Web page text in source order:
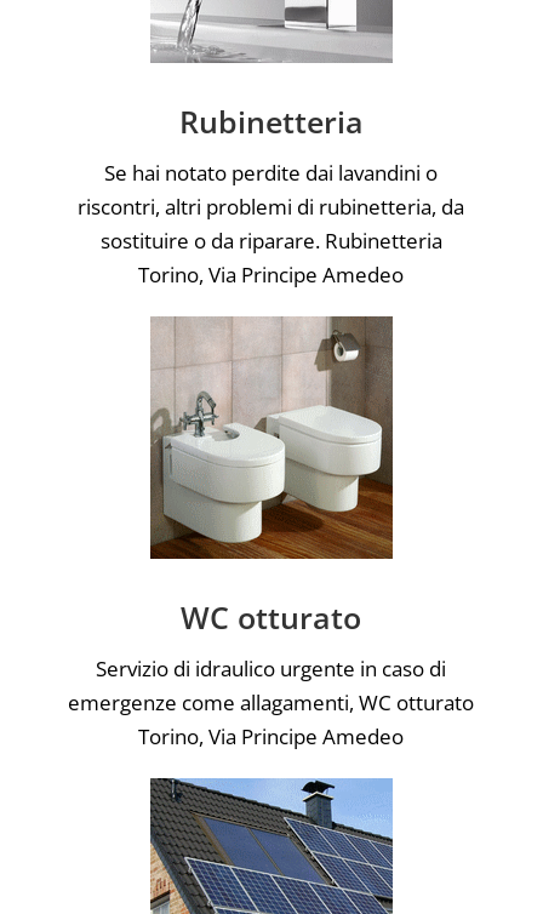
Rubinetteria
Se hai notato perdite dai lavandini o
riscontri, altri problemi di rubinetteria, da
sostituire o da riparare. Rubinetteria
Torino, Via Principe Amedeo
WC otturato
Servizio di idraulico urgente in caso di
emergenze come allagamenti, WC otturato
Torino, Via Principe Amedeo